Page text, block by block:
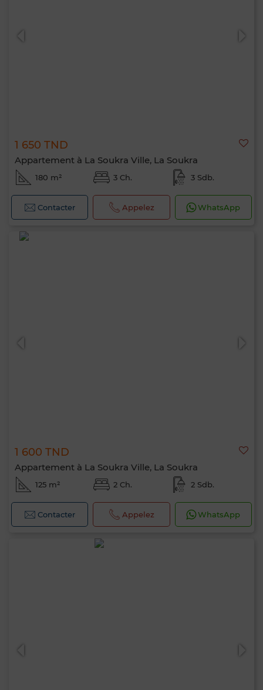
1 650 TND
Appartement à La Soukra Ville, La Soukra
180 m² 3 Ch. 3 Sdb.
Contacter Appelez WhatsApp
1 600 TND
Appartement à La Soukra Ville, La Soukra
125 m² 2 Ch. 2 Sdb.
Contacter Appelez WhatsApp